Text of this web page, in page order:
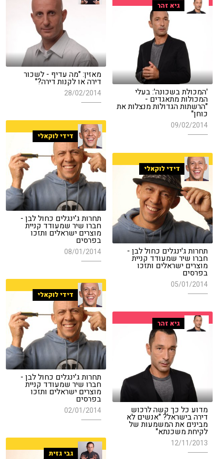
מאזין: "מה עדיף - לשכור
דירה או לקנות דירה?"
28/02/2014
גיא זהר
'המכולת בשכונה': בעלי
המכולות מתאגדים -
"הרשתות הגדולות מנצלות את
כוחן"
09/02/2014
דידי לוקאלי
תחרות ג'ינגלים כחול לבן -
חברו שיר שמעודד קניית
מוצרים ישראלים ותזכו
בפרסים
08/01/2014
דידי לוקאלי
תחרות ג'ינגלים כחול לבן -
חברו שיר שמעודד קניית
מוצרים ישראלים ותזכו
בפרסים
05/01/2014
דידי לוקאלי
תחרות ג'ינגלים כחול לבן -
חברו שיר שמעודד קניית
מוצרים ישראלים ותזכו
בפרסים
02/01/2014
גיא זהר
מדוע כל כך קשה לרכוש
דירה בישראל? "אנשים לא
מבינים את המשמעות של
לקיחת משכנתא"
12/11/2013
גבי גזית